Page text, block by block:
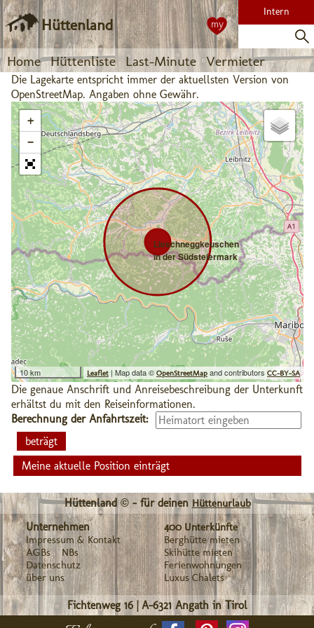
Hüttenland
Home Hüttenliste Last-Minute Vermieter
Intern
my
Die Lagekarte entspricht immer der aktuellsten Version von
OpenStreetMap. Angaben ohne Gewähr.
Lieschneggkeuschen
in der Südsteiermark
+
−
10 km Leaflet | Map data © OpenStreetMap and contributors CC-BY-SA
Die genaue Anschrift und Anreisebeschreibung der Unterkunft
erhältst du mit den Reiseinformationen.
Berechnung der Anfahrtszeit:
Meine aktuelle Position einträgt
Hüttenland © - für deinen Hüttenurlaub
Unternehmen
Impressum & Kontakt
AGBs
NBs
Datenschutz
über uns
400 Unterkünfte
Berghütte mieten
Skihütte mieten
Ferienwohnungen
Luxus Chalets
Fichtenweg 16|A-6321 Angath in Tirol